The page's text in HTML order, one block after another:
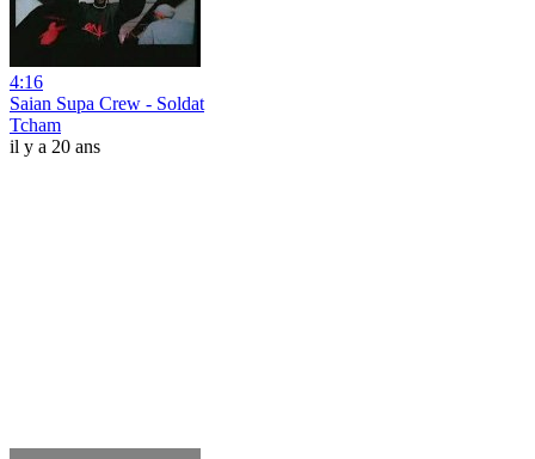
4:16
Saian Supa Crew - Soldat
Tcham
il y a 20 ans